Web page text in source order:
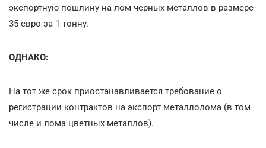
экспортную пошлину на лом черных металлов в размере
35 евро за 1 тонну.
ОДНАКО:
На тот же срок приостанавливается требование о
регистрации контрактов на экспорт металлолома (в том
числе и лома цветных металлов).